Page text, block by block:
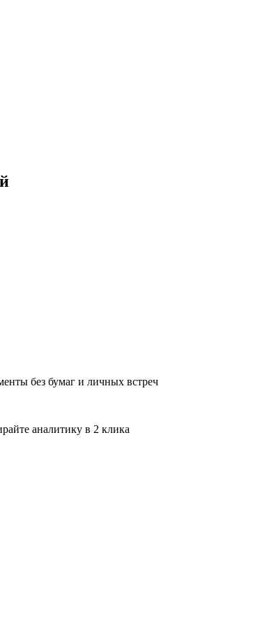
без бумаг и личных встреч
аналитику в 2 клика